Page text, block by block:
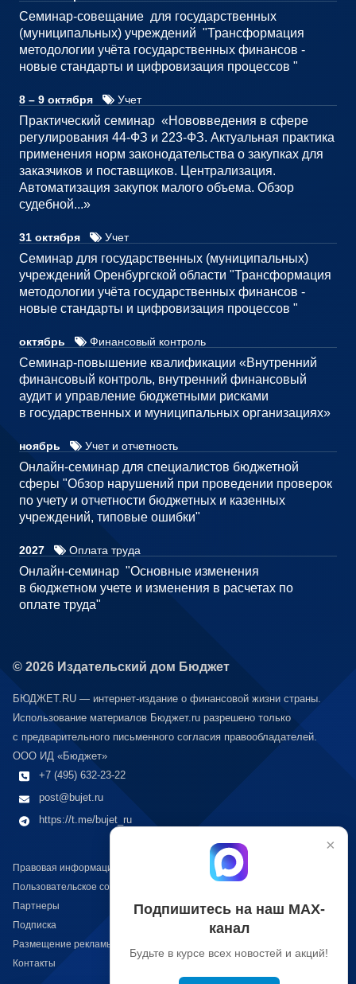
Семинар-совещание для государственных
(муниципальных) учреждений "Трансформация
методологии учёта государственных финансов -
новые стандарты и цифровизация процессов "
8 – 9 октября Учет
Практический семинар «Нововведения в сфере
регулирования 44-ФЗ и 223-ФЗ. Актуальная практика
применения норм законодательства о закупках для
заказчиков и поставщиков. Централизация.
Автоматизация закупок малого объема. Обзор
судебной...»
31 октября Учет
Семинар для государственных (муниципальных)
учреждений Оренбургской области "Трансформация
методологии учёта государственных финансов -
новые стандарты и цифровизация процессов "
октябрь Финансовый контроль
Семинар-повышение квалификации «Внутренний
финансовый контроль, внутренний финансовый
аудит и управление бюджетными рисками
в государственных и муниципальных организациях»
ноябрь Учет и отчетность
Онлайн-семинар для специалистов бюджетной
сферы "Обзор нарушений при проведении проверок
по учету и отчетности бюджетных и казенных
учреждений, типовые ошибки"
2027 Оплата труда
Онлайн-семинар "Основные изменения
в бюджетном учете и изменения в расчетах по
оплате труда"
© 2026 Издательский дом Бюджет
БЮДЖЕТ.RU — интернет-издание о финансовой жизни страны.
Использование материалов Бюджет.ru разрешено только
с предварительного письменного согласия правообладателей.
ООО ИД «Бюджет»
+7 (495) 632-23-22
post@bujet.ru
https://t.me/bujet_ru
Правовая информация
Пользовательское соглашение
Партнеры
Подписка
Размещение рекламы
Контакты
×
Подпишитесь на наш МАХ-
канал
Будьте в курсе всех новостей и акций!